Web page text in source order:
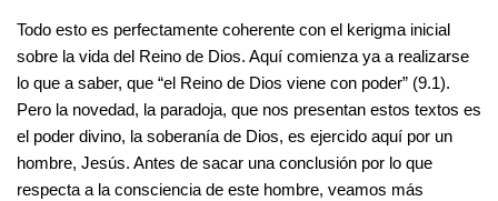
Todo esto es perfectamente coherente con el kerigma inicial
sobre la vida del Reino de Dios. Aquí comienza ya a realizarse
lo que a saber, que “el Reino de Dios viene con poder” (9.1).
Pero la novedad, la paradoja, que nos presentan estos textos es
el poder divino, la soberanía de Dios, es ejercido aquí por un
hombre, Jesús. Antes de sacar una conclusión por lo que
respecta a la consciencia de este hombre, veamos más